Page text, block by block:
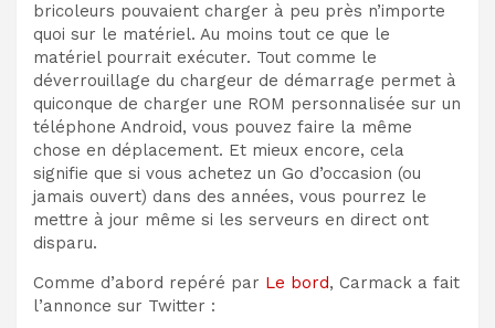
bricoleurs pouvaient charger à peu près n’importe
quoi sur le matériel. Au moins tout ce que le
matériel pourrait exécuter. Tout comme le
déverrouillage du chargeur de démarrage permet à
quiconque de charger une ROM personnalisée sur un
téléphone Android, vous pouvez faire la même
chose en déplacement. Et mieux encore, cela
signifie que si vous achetez un Go d’occasion (ou
jamais ouvert) dans des années, vous pourrez le
mettre à jour même si les serveurs en direct ont
disparu.
Comme d’abord repéré par Le bord, Carmack a fait
l’annonce sur Twitter :